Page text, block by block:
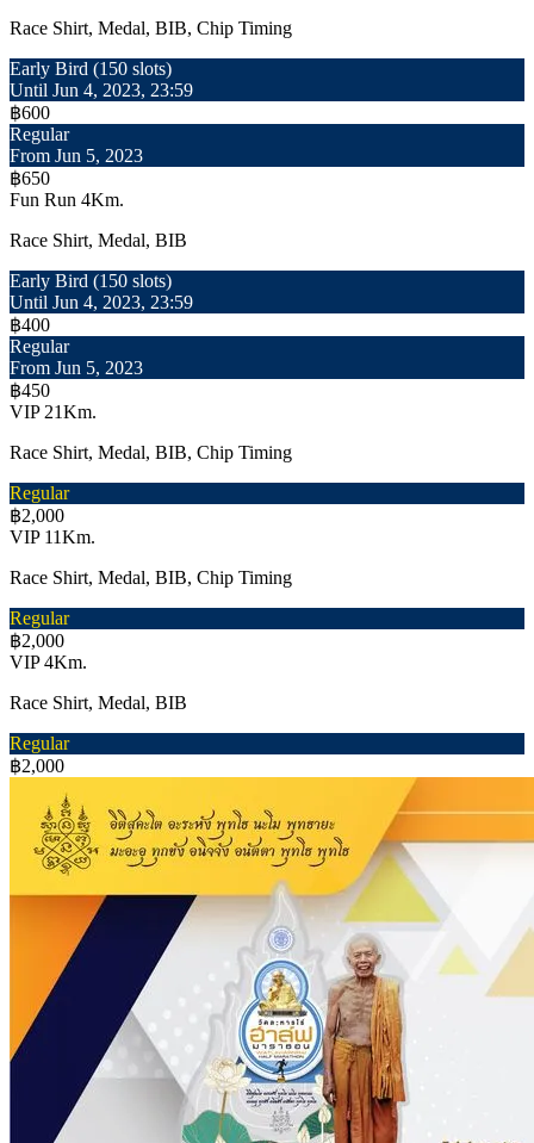
Race Shirt, Medal, BIB, Chip Timing
Early Bird (150 slots)
Until Jun 4, 2023, 23:59
฿600
Regular
From Jun 5, 2023
฿650
Fun Run 4Km.
Race Shirt, Medal, BIB
Early Bird (150 slots)
Until Jun 4, 2023, 23:59
฿400
Regular
From Jun 5, 2023
฿450
VIP 21Km.
Race Shirt, Medal, BIB, Chip Timing
Regular
฿2,000
VIP 11Km.
Race Shirt, Medal, BIB, Chip Timing
Regular
฿2,000
VIP 4Km.
Race Shirt, Medal, BIB
Regular
฿2,000